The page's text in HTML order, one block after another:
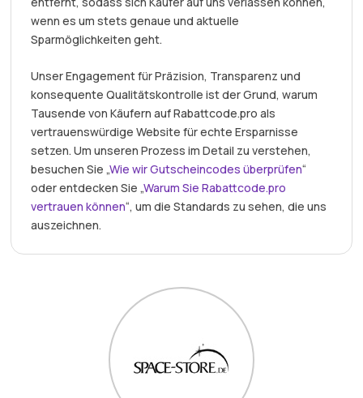
wenn es um stets genaue und aktuelle
Sparmöglichkeiten geht.
Unser Engagement für Präzision, Transparenz und
konsequente Qualitätskontrolle ist der Grund, warum
Tausende von Käufern auf Rabattcode.pro als
vertrauenswürdige Website für echte Ersparnisse
setzen. Um unseren Prozess im Detail zu verstehen,
besuchen Sie „Wie wir Gutscheincodes überprüfen“
oder entdecken Sie „Warum Sie Rabattcode.pro
vertrauen können“, um die Standards zu sehen, die uns
auszeichnen.